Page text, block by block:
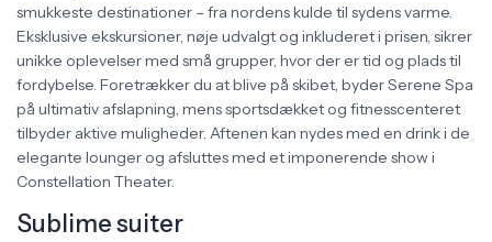
smukkeste destinationer – fra nordens kulde til sydens varme.
Eksklusive ekskursioner, nøje udvalgt og inkluderet i prisen, sikrer
unikke oplevelser med små grupper, hvor der er tid og plads til
fordybelse. Foretrækker du at blive på skibet, byder Serene Spa
på ultimativ afslapning, mens sportsdækket og fitnesscenteret
tilbyder aktive muligheder. Aftenen kan nydes med en drink i de
elegante lounger og afsluttes med et imponerende show i
Constellation Theater.
Sublime suiter